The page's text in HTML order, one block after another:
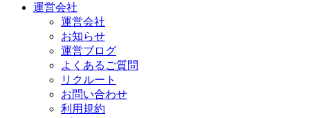
運営会社
運営会社
お知らせ
運営ブログ
よくあるご質問
リクルート
お問い合わせ
利用規約